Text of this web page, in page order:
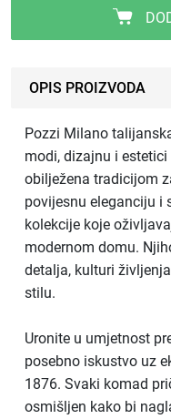
OPIS PROIZVODA
Pozzi Milano
modi, dizajnu i
obilježena tradicijom
povijesnu eleganciju i
kolekcije koje
modernom domu.
detalja, kulturi
stilu.
Uronite u umjetnost
posebno iskustvo uz
1876. Svaki komad
osmišljen kako bi